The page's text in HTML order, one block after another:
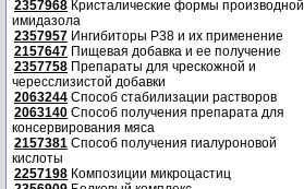
2357968 Кристалические формы производной
имидазола
2357957 Ингибиторы P38 и их применение
2157647 Пищевая добавка и ее получение
2357758 Препараты для чрескожной и
чересслизистой добавки
2063244 Способ стабилизации растворов
2063140 Способ получения препарата для
консервирования мяса
2157381 Способ получения гиалуроновой
кислоты
2257198 Композиции микроцастиц